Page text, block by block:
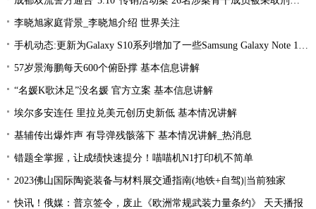
李晓旭家庭背景_李晓旭介绍 世界关注
手机动态:更新为Galaxy S10系列增加了一些Samsung Galaxy Note 10功能|环球消息
57岁景海鹏每天600个俯卧撑 基本信息讲解
“名媛K歌沐足”没名媛 官方立案 基本信息讲解
埃尔多安连任 里拉兑美元创历史新低 基本情况讲解
基辅传出爆炸声 有导弹残骸落下 基本情况讲解_热消息
错题全掌握，让成绩快速提分！喵喵机N1打印机不简单
2023佛山国际陶瓷装备与材料展交通指南(地铁+自驾)|当前独家
快讯！俄媒：普京签令，废止《欧洲常规武装力量条约》 天天播报